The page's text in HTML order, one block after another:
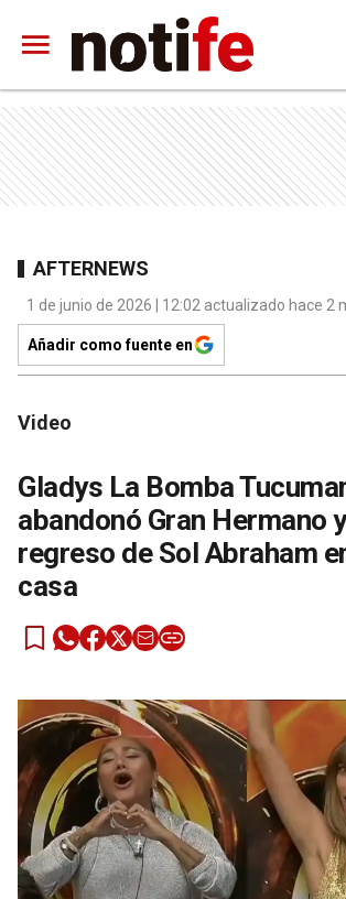
AFTERNEWS
1 de junio de 2026 | 12:02 actualizado hace 2
Añadir como fuente en
Video
Gladys La Bomba
abandonó Gran Hermano
regreso de Sol Abraham
casa